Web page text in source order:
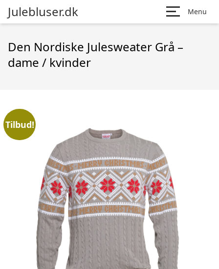
Julebluser.dk Menu
Den Nordiske Julesweater Grå –
dame / kvinder
Tilbud!